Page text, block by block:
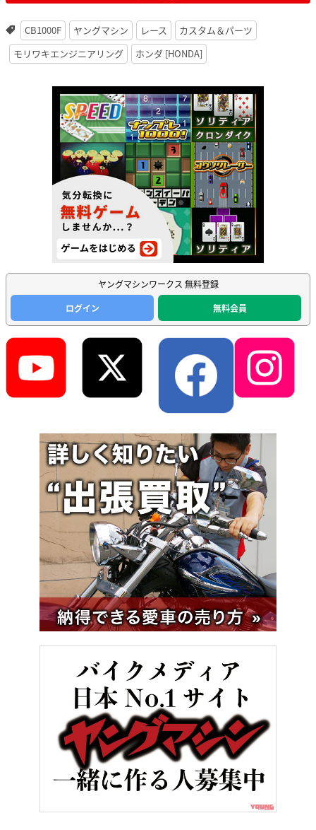
CB1000F ヤングマシン レース
カスタム＆パーツ
モリワキエンジニアリング
ホンダ [HONDA]
ヤングマシンワークス 無料登録
ログイン
無料会員